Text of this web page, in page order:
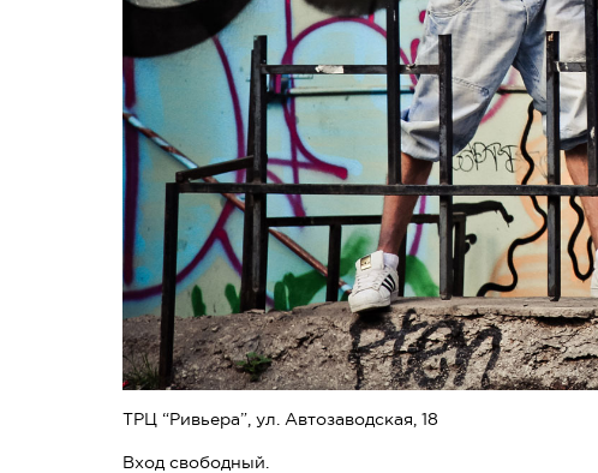
ТРЦ “Ривьера”, ул. Автозаводская, 18
Вход свободный.